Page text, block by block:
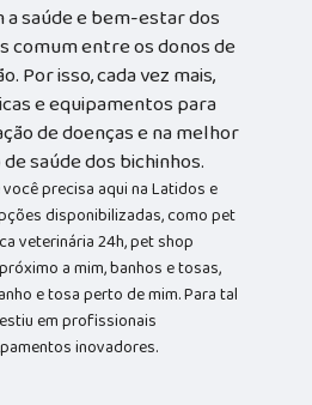
saúde e bem-estar dos
comum entre os donos de
Por isso, cada vez mais,
e equipamentos para
de doenças e na melhor
saúde dos bichinhos.
precisa aqui na Latidos e
disponibilizadas, como pet
veterinária 24h, pet shop
a mim, banhos e tosas,
e tosa perto de mim. Para tal
em profissionais
inovadores.